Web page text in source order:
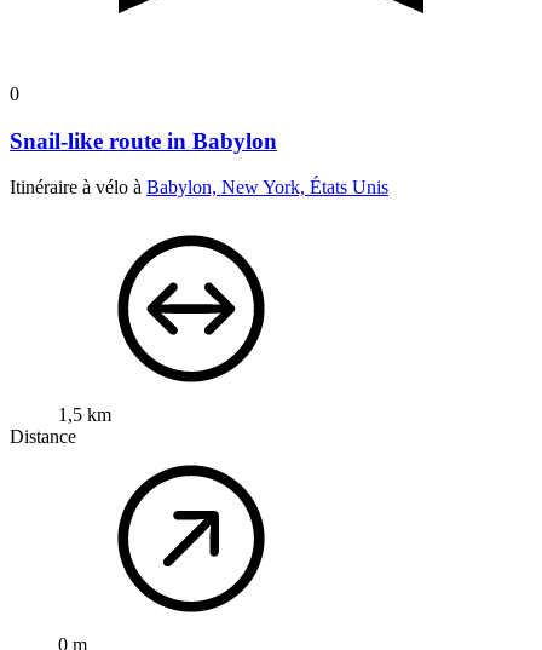
0
Snail-like route in Babylon
Itinéraire à vélo à Babylon, New York, États Unis
1,5 km
Distance
0 m